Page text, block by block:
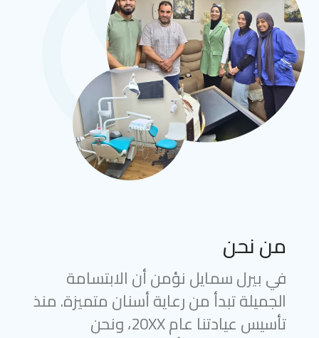
من نحن
في بيرل سمايل نؤمن أن الابتسامة
الجميلة تبدأ من رعاية أسنان متميزة. منذ
تأسيس عيادتنا عام 20XX، ونحن